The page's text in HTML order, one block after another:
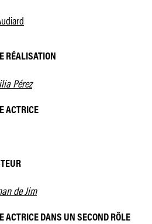
RÉALISATION
Pérez
ACTRICE
de Jim
ACTRICE DANS UN SECOND RÔLE